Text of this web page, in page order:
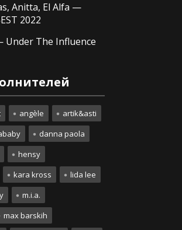
Anitta, El Alfa —
2022
Under The Influence
angèle
artik&asti
danna paola
hensy
kara kross
lida lee
m.i.a.
max barskih